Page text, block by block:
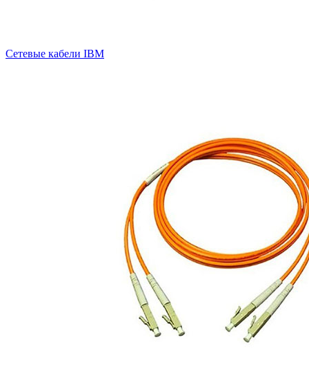
Сетевые кабели IBM